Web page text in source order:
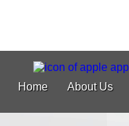
Home About Us